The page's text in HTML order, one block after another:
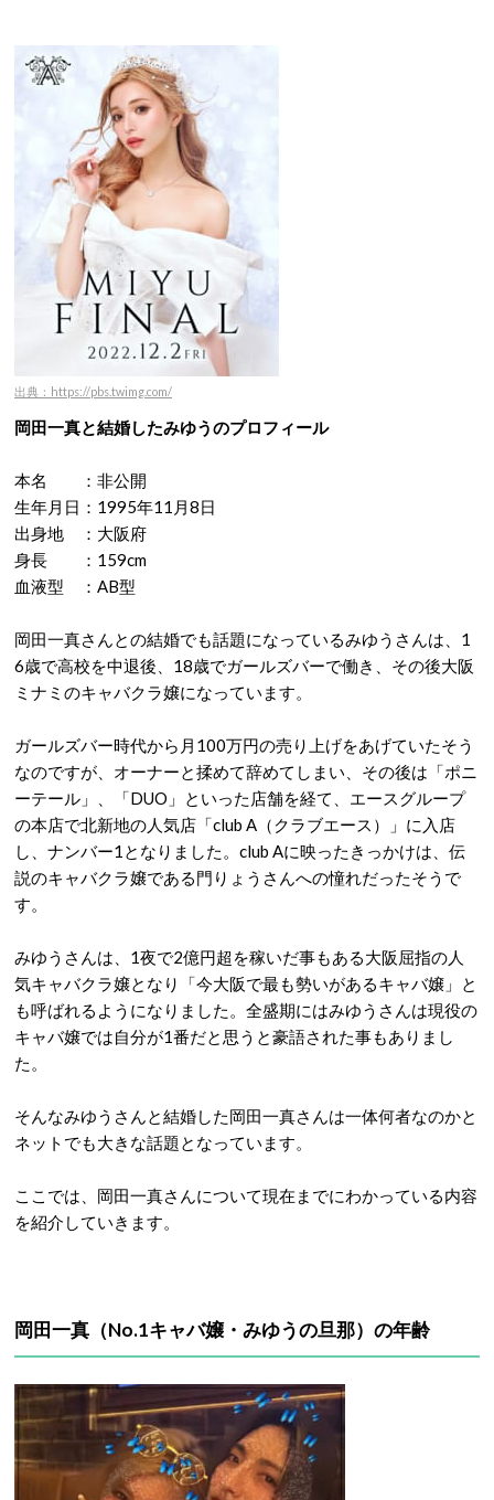
出典：https://pbs.twimg.com/
岡田一真と結婚したみゆうのプロフィール
本名 ：非公開
生年月日：1995年11月8日
出身地 ：大阪府
身長 ：159cm
血液型 ：AB型
岡田一真さんとの結婚でも話題になっているみゆうさんは、1
6歳で高校を中退後、18歳でガールズバーで働き、その後大阪
ミナミのキャバクラ嬢になっています。
ガールズバー時代から月100万円の売り上げをあげていたそう
なのですが、オーナーと揉めて辞めてしまい、その後は「ポニ
ーテール」、「DUO」といった店舗を経て、エースグループ
の本店で北新地の人気店「club A（クラブエース）」に入店
し、ナンバー1となりました。club Aに映ったきっかけは、伝
説のキャバクラ嬢である門りょうさんへの憧れだったそうで
す。
みゆうさんは、1夜で2億円超を稼いだ事もある大阪屈指の人
気キャバクラ嬢となり「今大阪で最も勢いがあるキャバ嬢」と
も呼ばれるようになりました。全盛期にはみゆうさんは現役の
キャバ嬢では自分が1番だと思うと豪語された事もありまし
た。
そんなみゆうさんと結婚した岡田一真さんは一体何者なのかと
ネットでも大きな話題となっています。
ここでは、岡田一真さんについて現在までにわかっている内容
を紹介していきます。
岡田一真（No.1キャバ嬢・みゆうの旦那）の年齢